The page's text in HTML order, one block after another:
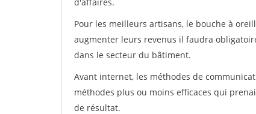
Pour les meilleurs artisans, le bouche à
augmenter leurs revenus il faudra
dans le secteur du bâtiment.
Avant internet, les méthodes de
méthodes plus ou moins efficaces qui
de résultat.